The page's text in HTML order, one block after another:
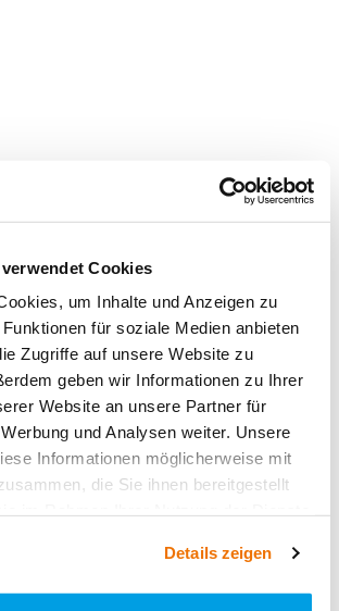
Cookies
um Inhalte und Anzeigen zu
für soziale Medien anbieten
Zugriffe auf unsere Website zu
geben wir Informationen zu Ihrer
Website an unsere Partner für
und Analysen weiter. Unsere
Informationen möglicherweise mit
die Sie ihnen bereitgestellt
Details zeigen